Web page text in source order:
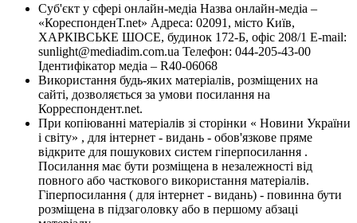
Суб'єкт у сфері онлайн-медіа Назва онлайн-медіа –
«КореспонденТ.net» Адреса: 02091, місто Київ,
ХАРКІВСЬКЕ ШОСЕ, будинок 172-Б, офіс 208/1 E-mail:
sunlight@mediadim.com.ua Телефон: 044-205-43-00
Ідентифікатор медіа – R40-06068
Використання будь-яких матеріалів, розміщених на
сайті, дозволяється за умови посилання на
Корреспондент.net.
При копіюванні матеріалів зі сторінки « Новини України
і світу» , для інтернет - видань - обов'язкове пряме
відкрите для пошукових систем гіперпосилання .
Посилання має бути розміщена в незалежності від
повного або часткового використання матеріалів.
Гіперпосилання ( для інтернет - видань) - повинна бути
розміщена в підзаголовку або в першому абзаці